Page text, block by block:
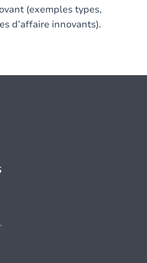
(exemples types,
d’affaire innovants).